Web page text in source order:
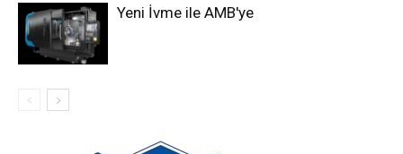
Yeni İvme ile AMB'ye